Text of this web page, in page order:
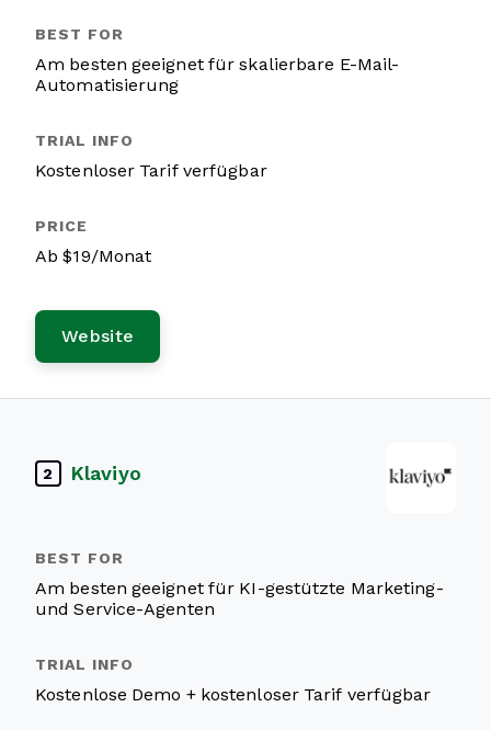
Am besten geeignet für skalierbare E-Mail-
Automatisierung
Kostenloser Tarif verfügbar
Ab $19/Monat
Website
2 Klaviyo
Am besten geeignet für KI-gestützte Marketing-
und Service-Agenten
Kostenlose Demo + kostenloser Tarif verfügbar